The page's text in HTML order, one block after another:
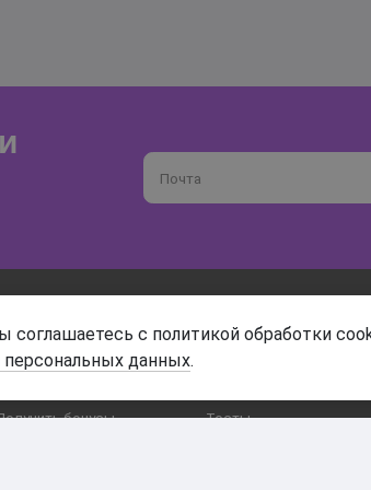
Почта
О магазине Доставка и оплата
и возврат
бонусы Тесты
с политикой обработки
персональных данных.